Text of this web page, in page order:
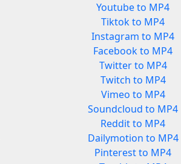
Youtube to MP4
Tiktok to MP4
Instagram to MP4
Facebook to MP4
Twitter to MP4
Twitch to MP4
Vimeo to MP4
Soundcloud to MP4
Reddit to MP4
Dailymotion to MP4
Pinterest to MP4